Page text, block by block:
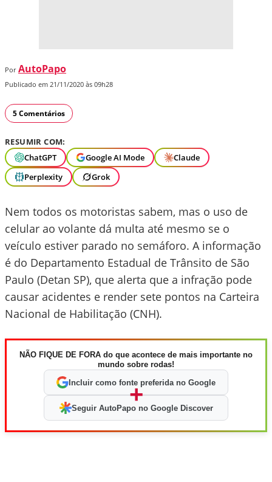
Por AutoPapo
Publicado em 21/11/2020 às 09h28
5 Comentários
RESUMIR COM:
ChatGPT
Google AI Mode
Claude
Perplexity
Grok
Nem todos os motoristas sabem, mas o uso de
celular ao volante dá multa até mesmo se o
veículo estiver parado no semáforo. A informação
é do Departamento Estadual de Trânsito de São
Paulo (Detan SP), que alerta que a infração pode
causar acidentes e render sete pontos na Carteira
Nacional de Habilitação (CNH).
NÃO FIQUE DE FORA do que acontece de mais importante no
mundo sobre rodas!
Incluir como fonte preferida no Google
+
Seguir AutoPapo no Google Discover